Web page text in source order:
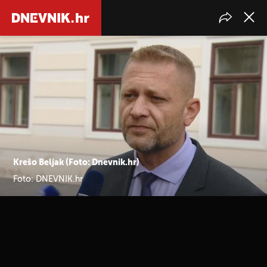
Krešo Beljak (Foto: Dnevnik.hr)
Foto: DNEVNIK.hr